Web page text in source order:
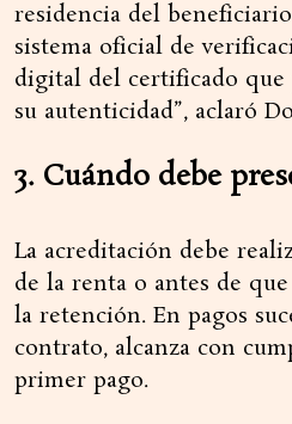
residencia del
sistema oficial de
digital del certificado
su autenticidad”, aclaró
3. Cuándo debe
La acreditación debe
de la renta o antes de
la retención. En pagos
contrato, alcanza con
primer pago.